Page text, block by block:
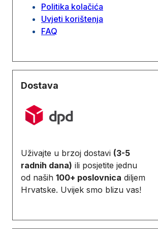
Politika kolačića
Uvjeti korištenja
FAQ
Dostava
Uživajte u brzoj dostavi (3-5
radnih dana) ili posjetite jednu
od naših 100+ poslovnica diljem
Hrvatske. Uvijek smo blizu vas!